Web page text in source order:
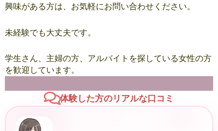
興味がある方は、お気軽にお問い合わせください。
未経験でも大丈夫です。
学生さん、主婦の方、アルバイトを探している女性の方
を歓迎しています。
体験した方のリアルな口コミ